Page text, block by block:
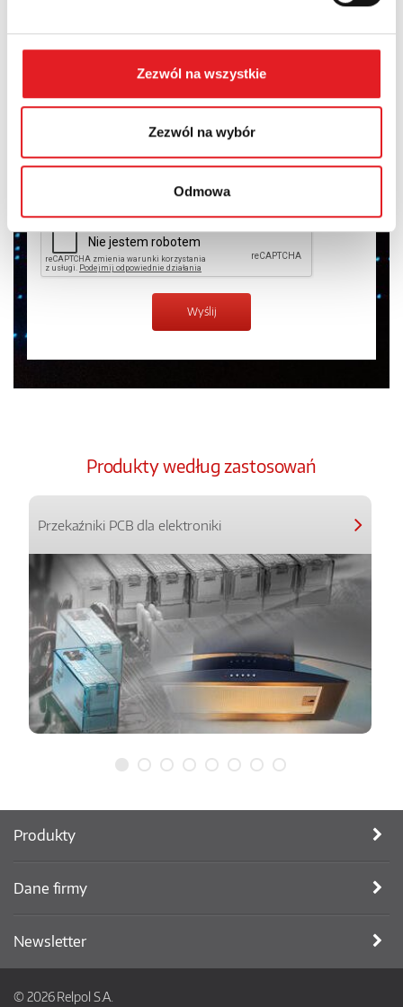
Zezwól na wszystkie
Zezwól na wybór
Odmowa
Wyrażam zgodę na przetwarzanie moich danych
osobowych przez Relpol S.A. Więcej informacji na temat
przetwarzania danych osobowych w
Produkty według zastosowań
Przekaźniki PCB dla elektroniki
Produkty
Dane firmy
Newsletter
© 2026 Relpol S.A.